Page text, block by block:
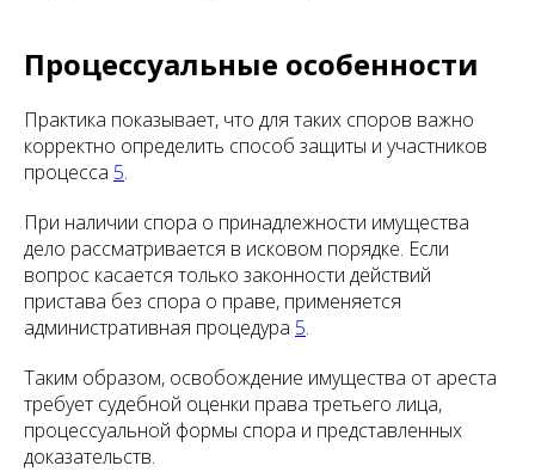
Процессуальные особенности
Практика показывает, что для таких споров важно
корректно определить способ защиты и участников
процесса 5.
При наличии спора о принадлежности имущества
дело рассматривается в исковом порядке. Если
вопрос касается только законности действий
пристава без спора о праве, применяется
административная процедура 5.
Таким образом, освобождение имущества от ареста
требует судебной оценки права третьего лица,
процессуальной формы спора и представленных
доказательств.